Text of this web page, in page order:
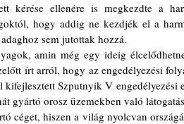
hogy addig ne kezdjék el a
sem jutottak hozzá.
írt arról, hogy az engedélyezési
Szputnyik V engedélyezési
gyártó orosz üzemekben való